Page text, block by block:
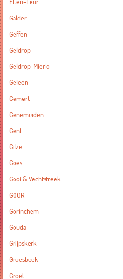
Etten-Leur
Galder
Geffen
Geldrop
Geldrop-Mierlo
Geleen
Gemert
Genemuiden
Gent
Gilze
Goes
Gooi & Vechtstreek
GOOR
Gorinchem
Gouda
Grijpskerk
Groesbeek
Groet